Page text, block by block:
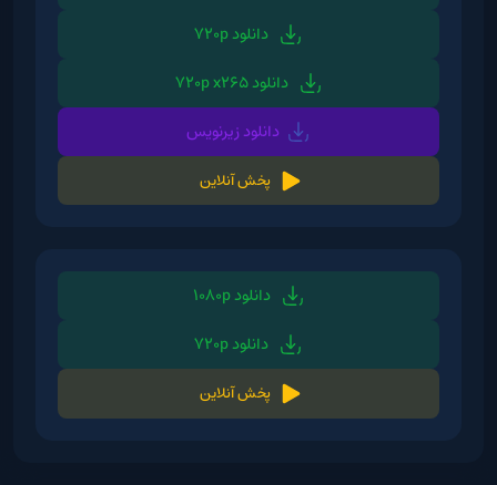
دانلود 720p
دانلود 720p x265
دانلود زیرنویس
پخش آنلاین
دانلود 1080p
دانلود 720p
پخش آنلاین